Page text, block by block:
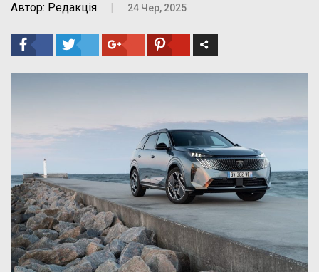
Автор: Редакція 24 Чер, 2025